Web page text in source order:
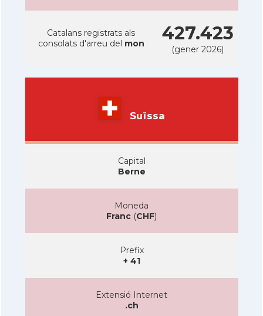
Catalans registrats als
consolats d'arreu del mon 427.423
(gener 2026)
Suïssa
Capital
Berne
Moneda
Franc (CHF)
Prefix
+ 41
Extensió Internet
.ch